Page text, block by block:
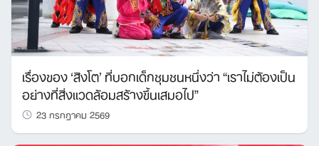
เรื่องของ ‘สิงโต’ ที่บอกเด็กชุมชนหนึ่งว่า “เราไม่ต้องเป็น
อย่างที่สิ่งแวดล้อมสร้างขึ้นเสมอไป”
23 กรกฎาคม 2569